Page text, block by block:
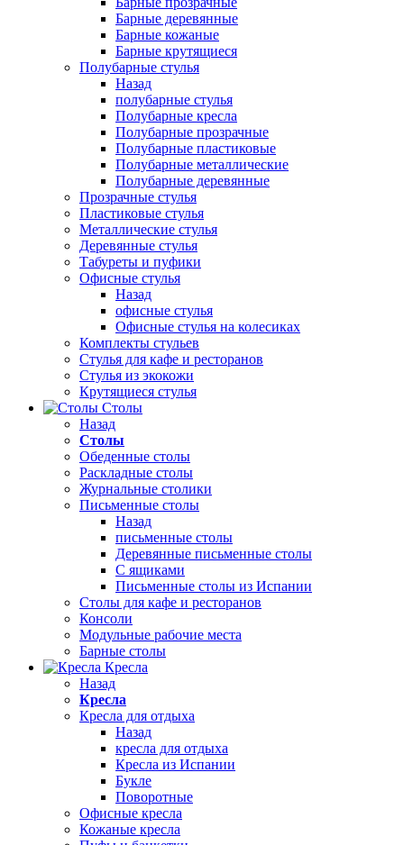
Барные деревянные
Барные кожаные
Барные крутящиеся
Полубарные стулья
Назад
полубарные стулья
Полубарные кресла
Полубарные прозрачные
Полубарные пластиковые
Полубарные металлические
Полубарные деревянные
Прозрачные стулья
Пластиковые стулья
Металлические стулья
Деревянные стулья
Табуреты и пуфики
Офисные стулья
Назад
офисные стулья
Офисные стулья на колесиках
Комплекты стульев
Стулья для кафе и ресторанов
Стулья из экокожи
Крутящиеся стулья
Столы
Назад
Столы
Обеденные столы
Раскладные столы
Журнальные столики
Письменные столы
Назад
письменные столы
Деревянные письменные столы
С ящиками
Письменные столы из Испании
Столы для кафе и ресторанов
Консоли
Модульные рабочие места
Барные столы
Кресла
Назад
Кресла
Кресла для отдыха
Назад
кресла для отдыха
Кресла из Испании
Букле
Поворотные
Офисные кресла
Кожаные кресла